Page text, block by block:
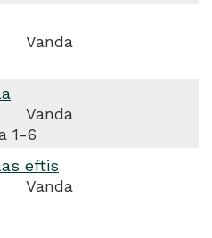
Vanda
Vanda
1-6
eftis
Vanda